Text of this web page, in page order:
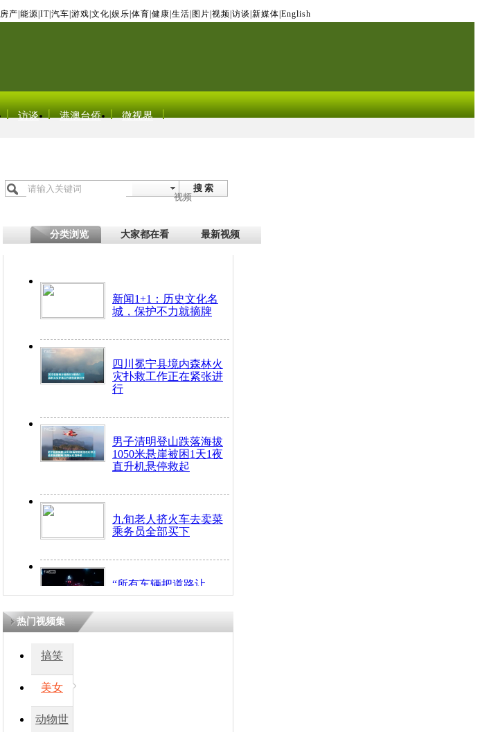
房产 能源 IT| 汽车 游戏 文化 娱乐 体育 健康 生活 图片 视频 访谈 新媒体 English
访谈 港澳台侨 微视界
搜 索
视频
分类浏览 大家都在看 最新视频
新闻1+1：历史文化名
城，保护不力就摘牌
四川冕宁县境内森林火
灾扑救工作正在紧张进
行
男子清明登山跌落海拔
1050米悬崖被困1天1夜
直升机悬停救起
九旬老人挤火车去卖菜
乘务员全部买下
“所有车辆把道路让
开！”儿童突发疾病交
热门视频集
搞笑
美女
动物世